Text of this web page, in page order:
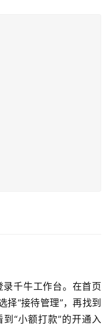
千牛工作台。在首页
择“接待管理”，再找到
“小额打款”的开通入